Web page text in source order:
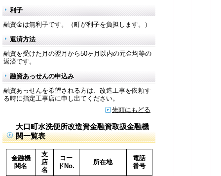
利子
融資金は無利子です。（町が利子を負担します。）
返済方法
融資を受けた月の翌月から50ヶ月以内の元金均等の
返済です。
融資あっせんの申込み
融資あっせんを希望される方は、改造工事を依頼す
る時に指定工事店に申し出てください。
先頭にもどる
大口町水洗便所改造資金融資取扱金融機
関一覧表
金融機
関名
支
店
名
コー
ドNo.
所在地
電話
番号